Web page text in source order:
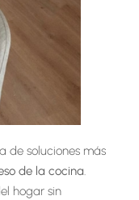
de soluciones más
de la cocina.
hogar sin